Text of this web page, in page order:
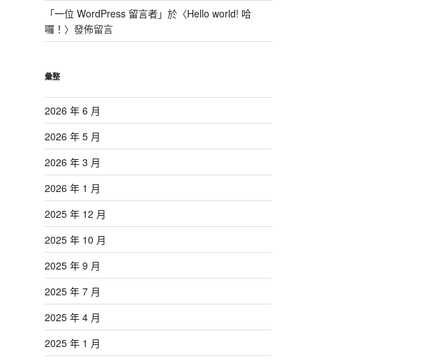
「一位 WordPress 留言者」於〈Hello world! 哈
囉！ 〉發佈留言
彙整
2026 年 6 月
2026 年 5 月
2026 年 3 月
2026 年 1 月
2025 年 12 月
2025 年 10 月
2025 年 9 月
2025 年 7 月
2025 年 4 月
2025 年 1 月